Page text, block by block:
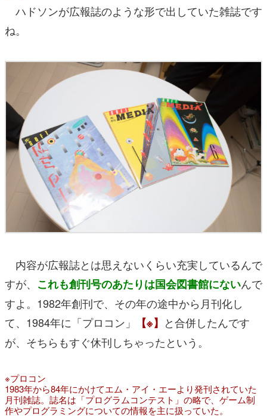
ハドソンが広報誌のような形で出していた雑誌です
ね。
内容が広報誌とは思えないくらい充実しているんで
すが、 これも創刊号のあたりは国会図書館にないんで
すよ。1982年創刊で、その年の途中から月刊化し
て、1984年に「プロコン」
【※】 と合併したんです
が、そちらもすぐ休刊しちゃったという。
※プロコン
1983年から84年にかけてエム・アイ・エーより発刊されていた
月刊雑誌。誌名は「プログラムコンテスト」の略で、ゲーム制
作やプログラミングについての情報を主に扱っていた。